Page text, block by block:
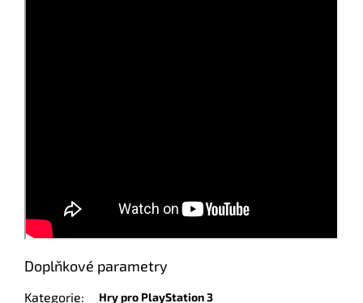
Doplňkové parametry
Kategorie: Hry pro PlayStation 3